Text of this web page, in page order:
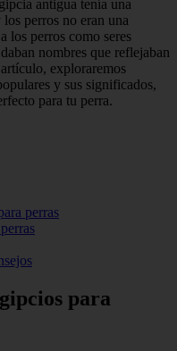
antigua tenía una
perros no eran una
los perros como seres
nombres que reflejaban
exploraremos
y sus significados,
para tu perra.
perras
para